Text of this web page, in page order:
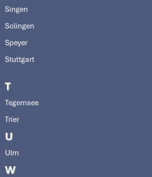
Singen
Solingen
Speyer
Stuttgart
T
Tegernsee
Trier
U
Ulm
W